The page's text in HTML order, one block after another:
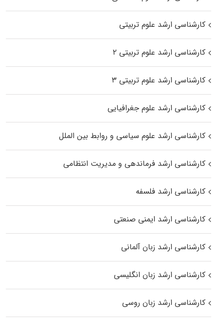
کارشناسی ارشد علوم تربیتی
کارشناسی ارشد علوم تربیتی ۲
کارشناسی ارشد علوم تربیتی ۳
کارشناسی ارشد علوم جغرافیایی
کارشناسی ارشد علوم سیاسی و روابط بین الملل
کارشناسی ارشد فرماندهی و مدیریت انتظامی
کارشناسی ارشد فلسفه
کارشناسی ارشد ایمنی صنعتی
کارشناسی ارشد زبان آلمانی
کارشناسی ارشد زبان انگلیسی
کارشناسی ارشد زبان روسی